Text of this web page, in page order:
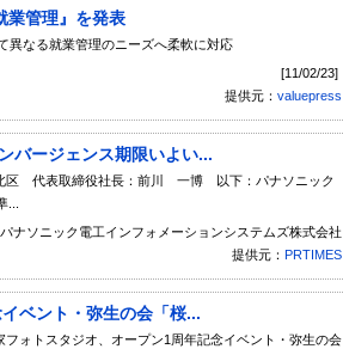
業管理』を発表
異なる就業管理のニーズへ柔軟に対応
[11/02/23]
提供元： valuepress
バージェンス期限いよい...
区 代表取締役社長：前川 一博 以下：パナソニック
ナソニック電工インフォメーションシステムズ株式会社
提供元： PRTIMES
ベント・弥生の会「桜...
ォトスタジオ、オープン1周年記念イベント・弥生の会